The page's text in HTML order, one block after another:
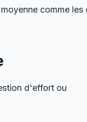
comme les
d'effort ou